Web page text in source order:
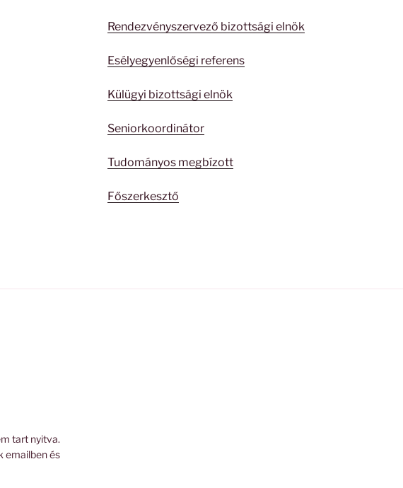
Rendezvényszervező bizottsági elnök
Esélyegyenlőségi referens
Külügyi bizottsági elnök
Seniorkoordinátor
Tudományos megbízott
Főszerkesztő
tart nyitva.
emailben és